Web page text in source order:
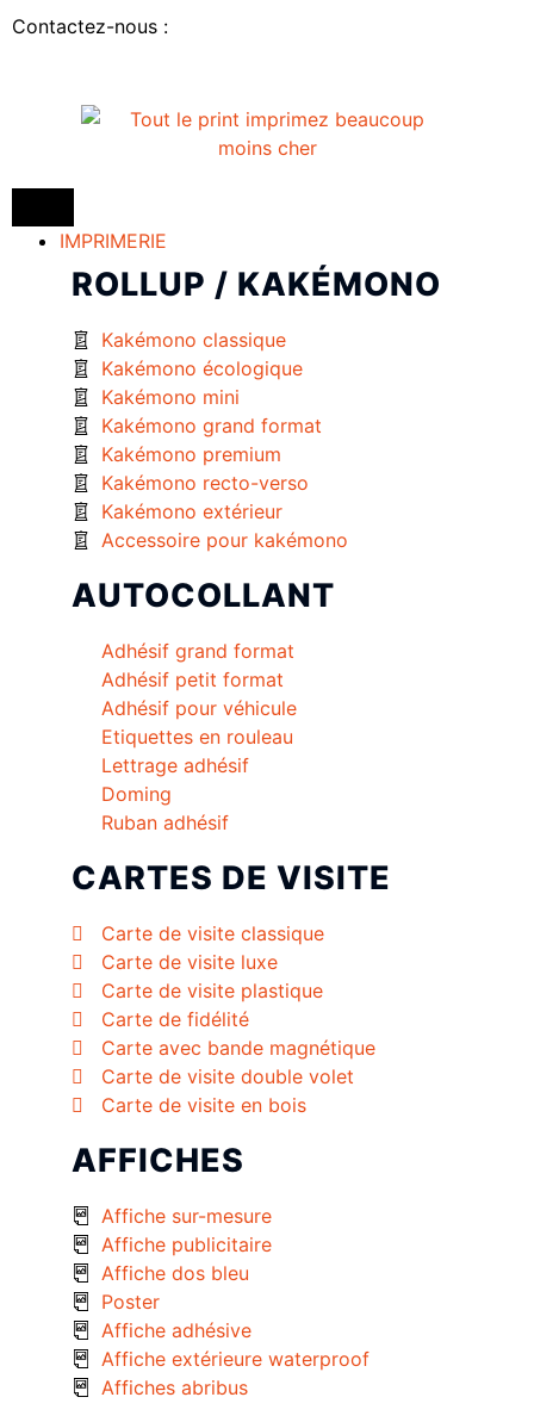
Contactez-nous :
IMPRIMERIE
ROLLUP / KAKÉMONO
Kakémono classique
Kakémono écologique
Kakémono mini
Kakémono grand format
Kakémono premium
Kakémono recto-verso
Kakémono extérieur
Accessoire pour kakémono
AUTOCOLLANT
Adhésif grand format
Adhésif petit format
Adhésif pour véhicule
Etiquettes en rouleau
Lettrage adhésif
Doming
Ruban adhésif
CARTES DE VISITE
Carte de visite classique
Carte de visite luxe
Carte de visite plastique
Carte de fidélité
Carte avec bande magnétique
Carte de visite double volet
Carte de visite en bois
AFFICHES
Affiche sur-mesure
Affiche publicitaire
Affiche dos bleu
Poster
Affiche adhésive
Affiche extérieure waterproof
Affiches abribus